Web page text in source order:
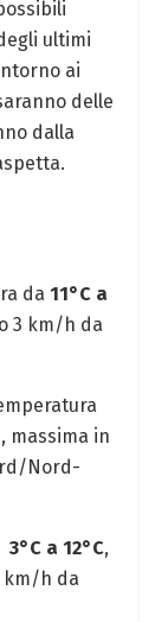
⁣ultimi
ai
delle
dalla
da 11°C a
3 ⁣km/h da
massima in
Nord-
3°C a 12°C,
km/h da​